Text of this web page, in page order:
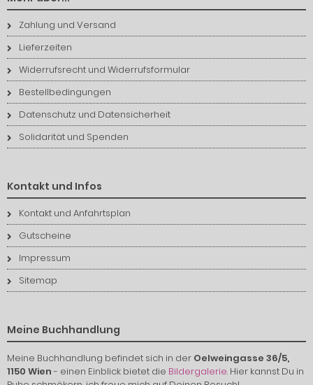
Zahlung und Versand
Lieferzeiten
Widerrufsrecht und Widerrufsformular
Bestellbedingungen
Datenschutz und Datensicherheit
Solidarität und Spenden
Kontakt und Infos
Kontakt und Anfahrtsplan
Gutscheine
Impressum
Sitemap
Meine Buchhandlung
Meine Buchhandlung befindet sich in der Oelweingasse 36/5,
1150 Wien- einen Einblick bietet die Bildergalerie. Hier kannst Du in